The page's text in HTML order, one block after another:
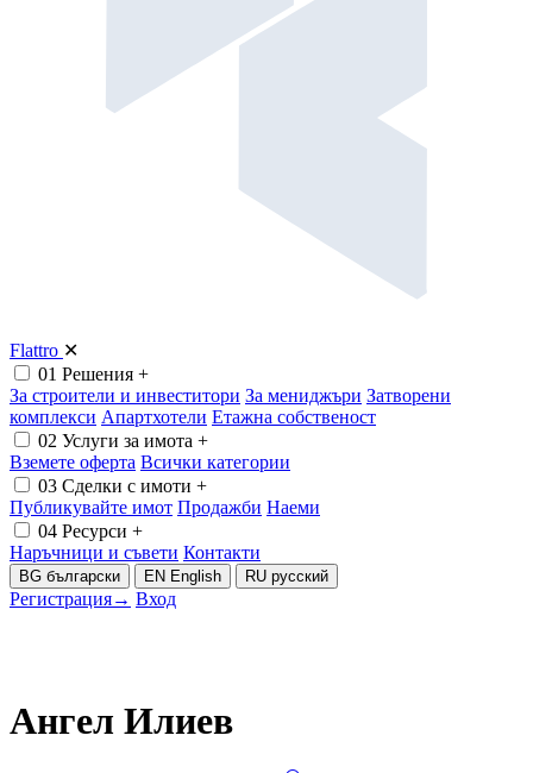
Flattro ✕
01 Решения +
За строители и инвеститори За мениджъри Затворени
комплекси Апартхотели Етажна собственост
02 Услуги за имота +
Вземете оферта Всички категории
03 Сделки с имоти +
Публикувайте имот Продажби Наеми
04 Ресурси +
Наръчници и съвети Контакти
BG български EN English RU русский
Регистрация→ Вход
Ангел Илиев